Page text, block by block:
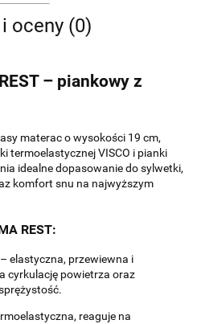
oceny (0)
– piankowy z
materac o wysokości 19 cm,
termoelastycznej VISCO i pianki
idealne dopasowanie do sylwetki,
komfort snu na najwyższym
REST:
– elastyczna, przewiewna i
cyrkulację powietrza oraz
reaguje na